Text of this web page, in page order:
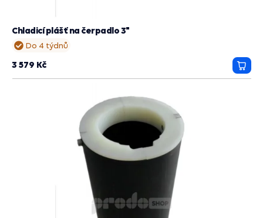
Do 4 týdnů
Chladicí plášť na čerpadlo 3"
3 579 Kč
do